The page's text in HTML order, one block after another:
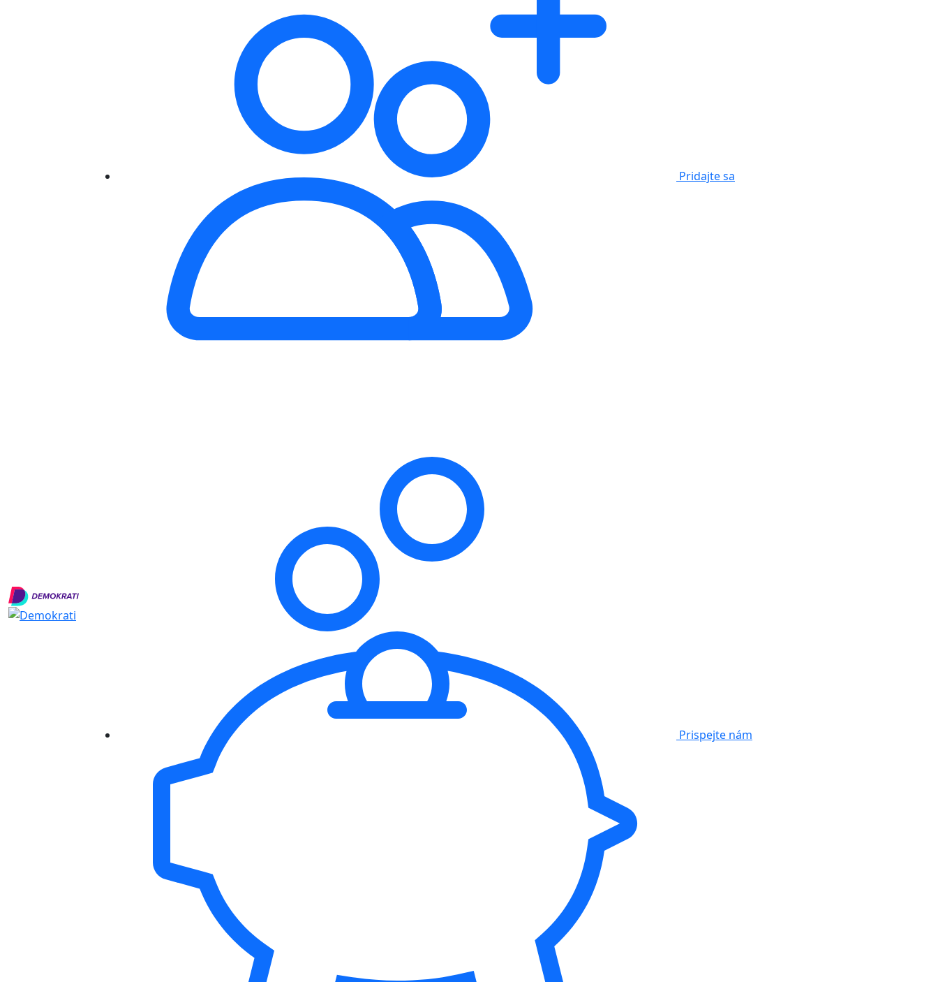
Pridajte sa
Prispejte nám